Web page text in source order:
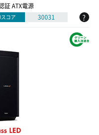
証 ATX電源
スコア 30031 ?